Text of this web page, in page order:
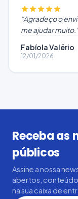
"Agradeço o
me ajudar muito.
Fabíola Valério
12/01/2026
Receba as
públicos
Assine a nossa
abertos,
na sua caixa de